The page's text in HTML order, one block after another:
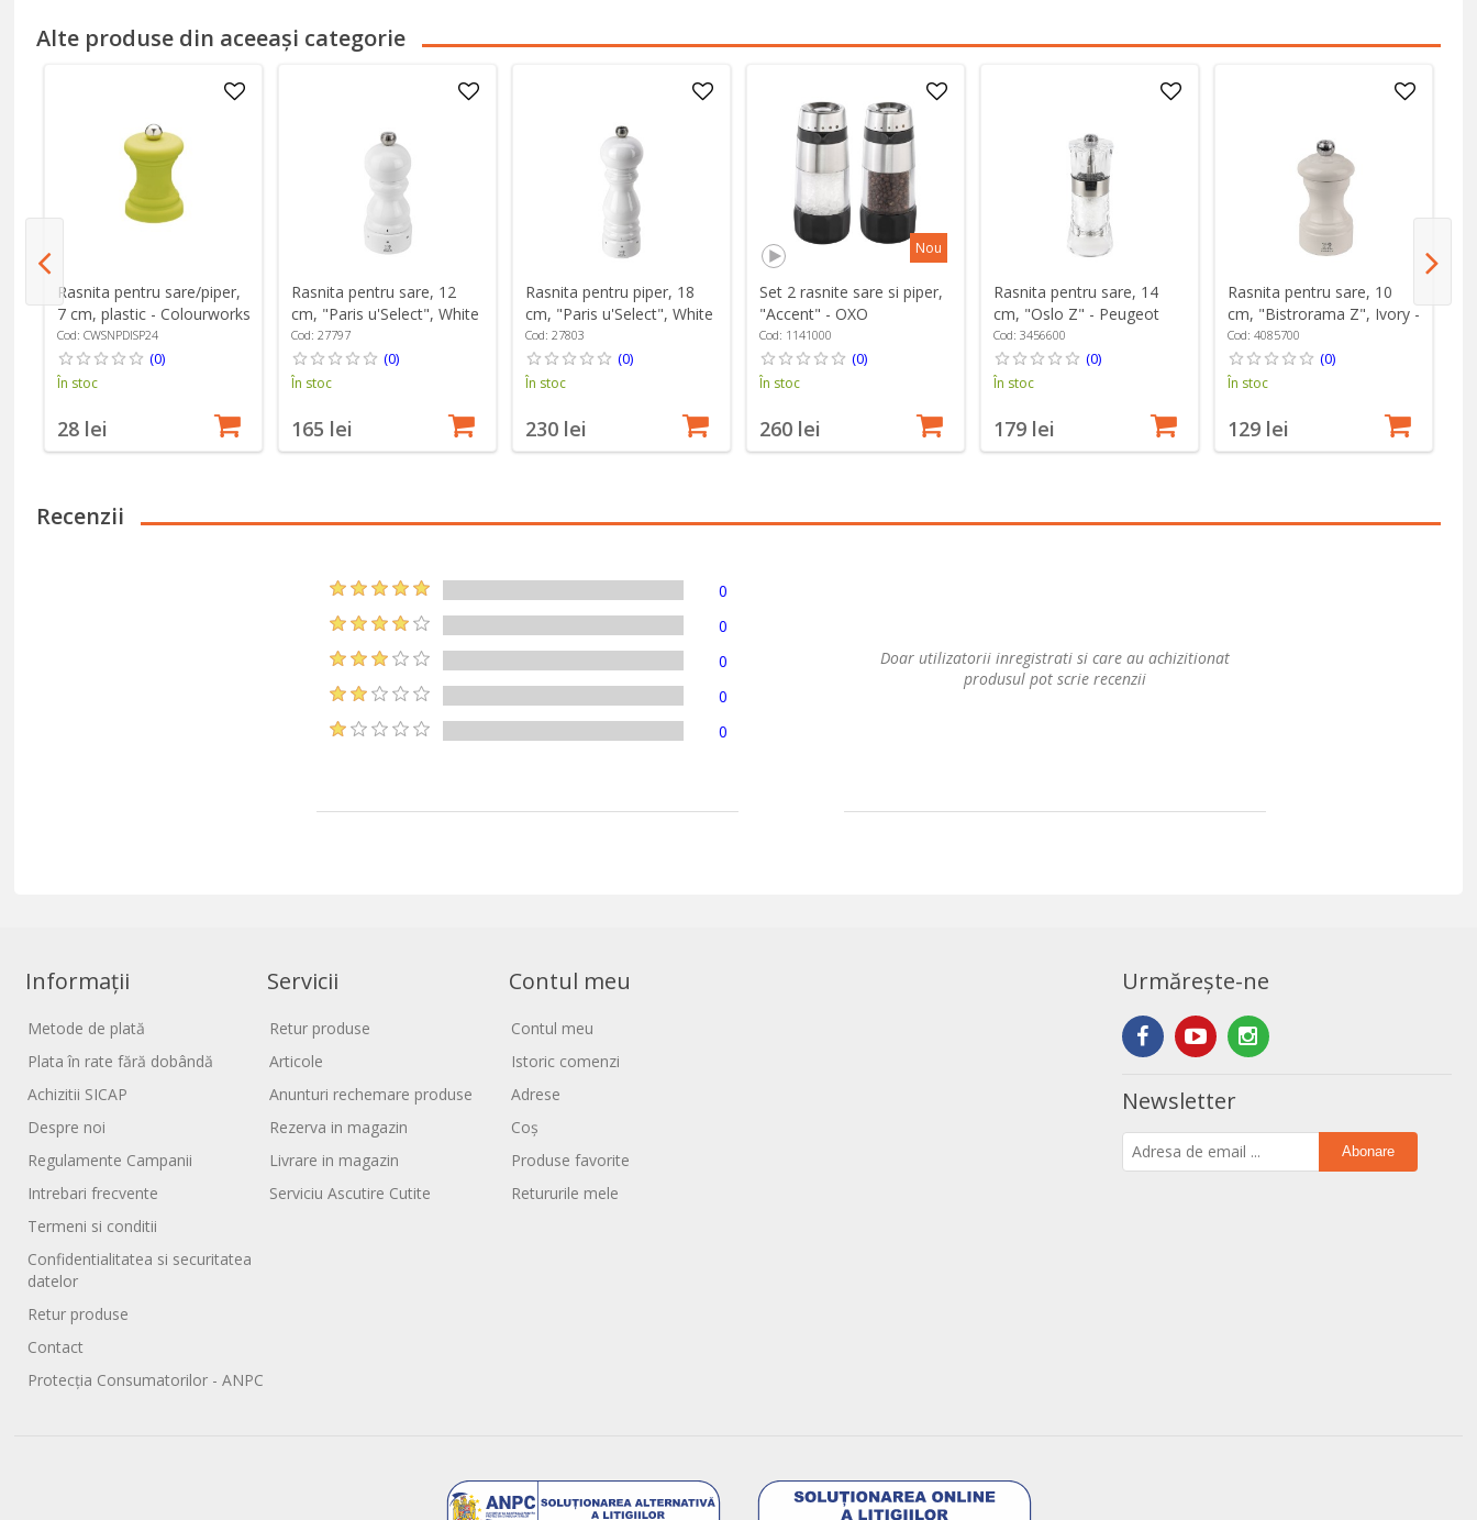
Alte produse din aceeași categorie
Rasnita pentru sare/piper,
7 cm, plastic - Colourworks
Cod: CWSNPDISP24
(0)
În stoc
28 lei
Rasnita pentru sare, 12
cm, "Paris u'Select", White
Lacquered - Peugeot
Cod: 27797
(0)
În stoc
165 lei
Rasnita pentru piper, 18
cm, "Paris u'Select", White
Lacquered - Peugeot
Cod: 27803
(0)
În stoc
230 lei
Nou
Set 2 rasnite sare si piper,
"Accent" - OXO
Cod: 1141000
(0)
În stoc
260 lei
Rasnita pentru sare, 14
cm, "Oslo Z" - Peugeot
Cod: 3456600
(0)
În stoc
179 lei
Rasnita pentru sare, 10
cm, "Bistrorama Z", Ivory -
Peugeot
Cod: 4085700
(0)
În stoc
129 lei
Recenzii
0
0
0
0
0
Doar utilizatorii inregistrati si care au achizitionat
produsul pot scrie recenzii
Informații
Metode de plată
Plata în rate fără dobândă
Achizitii SICAP
Despre noi
Regulamente Campanii
Intrebari frecvente
Termeni si conditii
Confidentialitatea si securitatea
datelor
Retur produse
Contact
Protecția Consumatorilor - ANPC
Servicii
Retur produse
Articole
Anunturi rechemare produse
Rezerva in magazin
Livrare in magazin
Serviciu Ascutire Cutite
Contul meu
Contul meu
Istoric comenzi
Adrese
Coș
Produse favorite
Retururile mele
Urmărește-ne
Newsletter
Abonare